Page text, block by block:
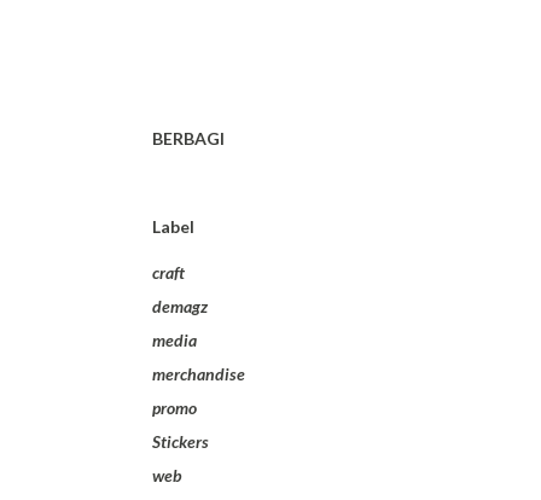
BERBAGI
Label
craft
demagz
media
merchandise
promo
Stickers
web